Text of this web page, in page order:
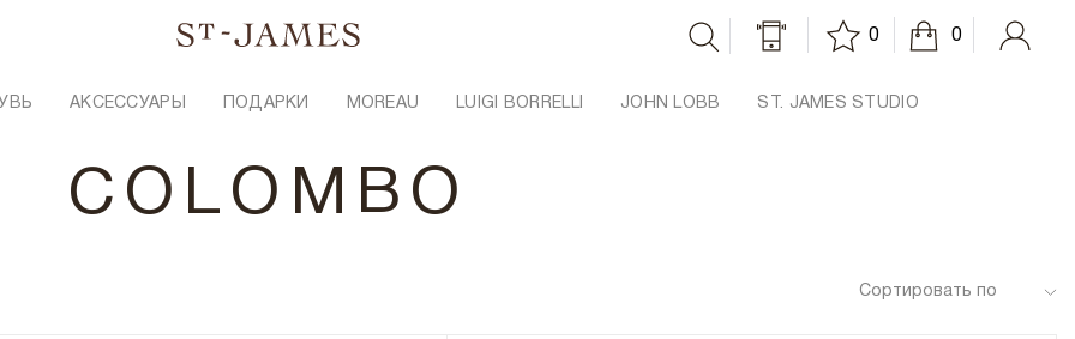
0 0
АКСЕССУАРЫ ПОДАРКИ MOREAU LUIGI BORRELLI JOHN LOBB ST. JAMES STUDIO
COLOMBO
Сортировать по